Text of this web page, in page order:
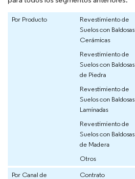
Por Producto
Revestimiento de
Suelos con Baldosas
Cerámicas
Revestimiento de
Suelos con Baldosas
de Piedra
Revestimiento de
Suelos con Baldosas
Laminadas
Revestimiento de
Suelos con Baldosas
de Madera
Otros
Por Canal de
Contrato